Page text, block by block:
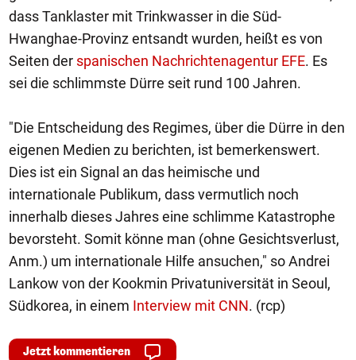
dass Tanklaster mit Trinkwasser in die Süd-
Hwanghae-Provinz entsandt wurden, heißt es von
Seiten der spanischen Nachrichtenagentur EFE. Es
sei die schlimmste Dürre seit rund 100 Jahren.
"Die Entscheidung des Regimes, über die Dürre in den
eigenen Medien zu berichten, ist bemerkenswert.
Dies ist ein Signal an das heimische und
internationale Publikum, dass vermutlich noch
innerhalb dieses Jahres eine schlimme Katastrophe
bevorsteht. Somit könne man (ohne Gesichtsverlust,
Anm.) um internationale Hilfe ansuchen," so Andrei
Lankow von der Kookmin Privatuniversität in Seoul,
Südkorea, in einem Interview mit CNN. (rcp)
Jetzt kommentieren